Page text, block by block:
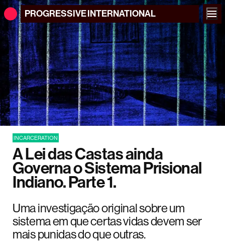
PROGRESSIVEINTERNATIONAL
INCARCERATION
A Lei das Castas ainda
Governa o Sistema Prisional
Indiano. Parte 1.
Uma investigação original sobre um
sistema em que certas vidas devem ser
mais punidas do que outras.